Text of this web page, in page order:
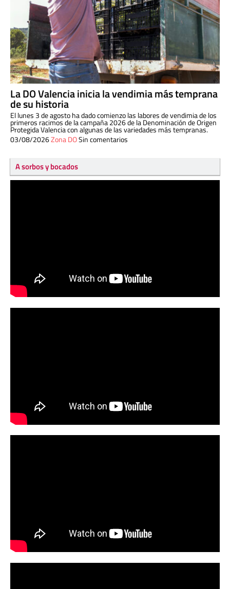
La DO Valencia inicia la vendimia más temprana
de su historia
El lunes 3 de agosto ha dado comienzo las labores de vendimia de los
primeros racimos de la campaña 2026 de la Denominación de Origen
Protegida Valencia con algunas de las variedades más tempranas.
03/08/2026Zona DOSin comentarios
A sorbos y bocados